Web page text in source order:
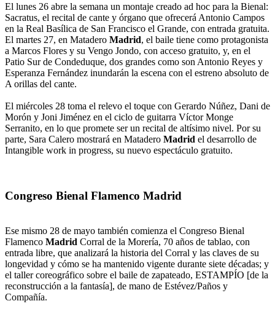
El lunes 26 abre la semana un montaje creado ad hoc para la Bienal:
Sacratus, el recital de cante y órgano que ofrecerá Antonio Campos
en la Real Basílica de San Francisco el Grande, con entrada gratuita.
El martes 27, en Matadero Madrid, el baile tiene como protagonista
a Marcos Flores y su Vengo Jondo, con acceso gratuito, y, en el
Patio Sur de Condeduque, dos grandes como son Antonio Reyes y
Esperanza Fernández inundarán la escena con el estreno absoluto de
A orillas del cante.
El miércoles 28 toma el relevo el toque con Gerardo Núñez, Dani de
Morón y Joni Jiménez en el ciclo de guitarra Víctor Monge
Serranito, en lo que promete ser un recital de altísimo nivel. Por su
parte, Sara Calero mostrará en Matadero Madrid el desarrollo de
Intangible work in progress, su nuevo espectáculo gratuito.
Congreso Bienal Flamenco Madrid
Ese mismo 28 de mayo también comienza el Congreso Bienal
Flamenco Madrid Corral de la Morería, 70 años de tablao, con
entrada libre, que analizará la historia del Corral y las claves de su
longevidad y cómo se ha mantenido vigente durante siete décadas; y
el taller coreográfico sobre el baile de zapateado, ESTAMPÍO [de la
reconstrucción a la fantasía], de mano de Estévez/Paños y
Compañía.